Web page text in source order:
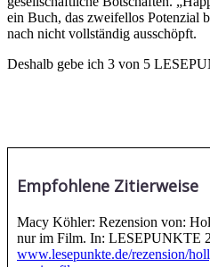
ein Buch, das zweifellos Potenzial
nach nicht vollständig ausschöpft.
Deshalb gebe ich 3 von 5
Empfohlene Zitierweise
Macy Köhler: Rezension von:
nur im Film. In: LESEPUNKTE
www.lesepunkte.de/rezension/